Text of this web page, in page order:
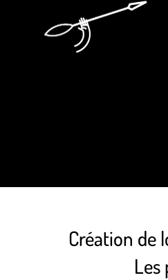
Création de